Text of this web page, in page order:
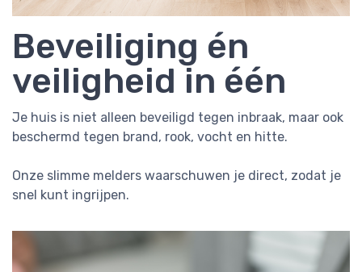
Beveiliging én
veiligheid in één
Je huis is niet alleen beveiligd tegen inbraak, maar ook
beschermd tegen brand, rook, vocht en hitte.
Onze slimme melders waarschuwen je direct, zodat je
snel kunt ingrijpen.